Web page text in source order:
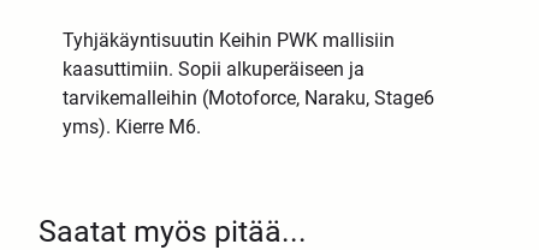
Saatat myös pitää...
Tyhjäkäyntisuutin Keihin PWK mallisiin
kaasuttimiin. Sopii alkuperäiseen ja
tarvikemalleihin (Motoforce, Naraku, Stage6
yms). Kierre M6.